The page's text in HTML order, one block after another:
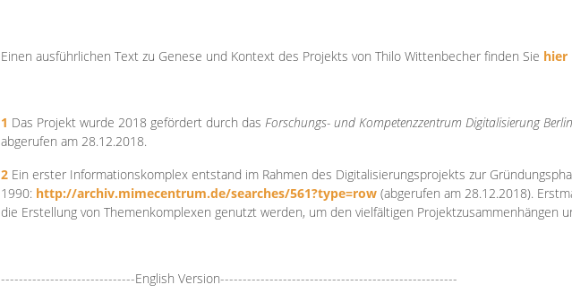
Einen ausführlichen Text zu Genese und Kontext des Projekts von Thilo Wittenbecher finden Sie hier
1 Das Projekt wurde 2018 gefördert durch das Forschungs- und Kompetenzzentrum DigitalisierungBerlin
abgerufen am 28.12.2018.
2 Ein erster Informationskomplex entstand im Rahmen des Digitalisierungsprojekts zur
1990: http://archiv.mimecentrum.de/searches/561?type=row (abgerufen am 28.12.2018).
die Erstellung von Themenkomplexen genutzt werden, um den vielfältigen Projektzusammenhängen
------------------------------English Version-----------------------------------------------------